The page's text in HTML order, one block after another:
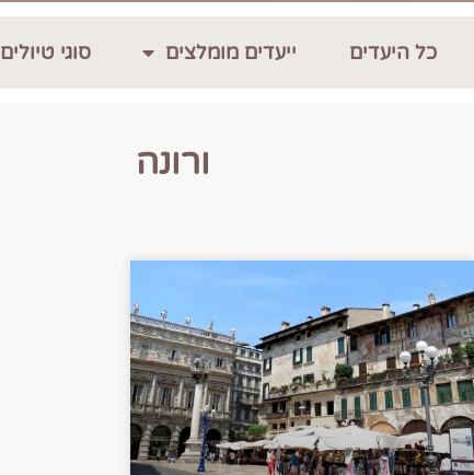
כל היעדים ייעדים מומלצים סוגי טיולים
ורונה